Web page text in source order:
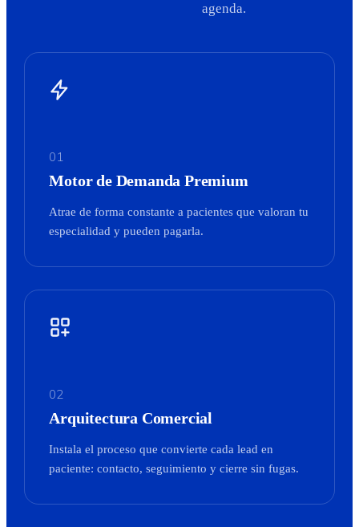
agenda.
01
Motor de Demanda Premium
Atrae de forma constante a pacientes que valoran tu
especialidad y pueden pagarla.
02
Arquitectura Comercial
Instala el proceso que convierte cada lead en
paciente: contacto, seguimiento y cierre sin fugas.